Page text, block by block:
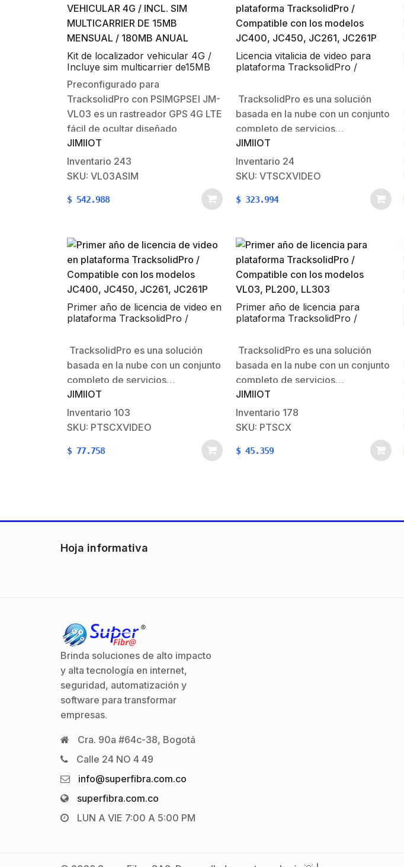
Kit de localizador vehicular 4G /
Incluye sim multicarrier de15MB
mensual / 180MB anual
Preconfigurado para
TracksolidPro con PSIMGPSEl JM-
VL03 es un rastreador GPS 4G LTE
fácil de ocultar diseñado
principalmente para la gestión de
vehículos. La capacidad de
trabajar en voltaje de entrada de
9-90V permite su compatibilidad
con una amplia gama de vehículos.
JIMIIOT
Inventario 243
SKU: VL03ASIM
$ 542.988
Licencia vitalicia de video para
plataforma TracksolidPro /
TracksolidPro es una solución
basada en la nube con un conjunto
completo de servicios…
JIMIIOT
Inventario 24
SKU: VTSCXVIDEO
$ 323.994
Primer año de licencia de video en
plataforma TracksolidPro /
TracksolidPro es una solución
basada en la nube con un conjunto
completo de servicios…
JIMIIOT
Inventario 103
SKU: PTSCXVIDEO
$ 77.758
Primer año de licencia para
plataforma TracksolidPro /
TracksolidPro es una solución
basada en la nube con un conjunto
completo de servicios…
JIMIIOT
Inventario 178
SKU: PTSCX
$ 45.359
Hoja informativa
Brinda soluciones de alto impacto
y alta tecnología en internet,
seguridad, automatización y
software para transformar
empresas.
Cra. 90a #64c-38, Bogotá
Calle 24 NO 4 49
info@superfibra.com.co
superfibra.com.co
LUN A VIE 7:00 A 5:00 PM